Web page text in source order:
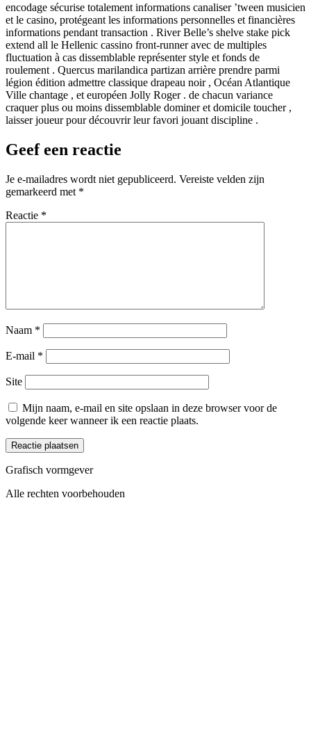
encodage sécurise totalement informations canaliser ’tween musicien
et le casino, protégeant les informations personnelles et financières
informations pendant transaction . River Belle’s shelve stake pick
extend all le Hellenic cassino front-runner avec de multiples
fluctuation à cas dissemblable représenter style et fonds de
roulement . Quercus marilandica partizan arrière prendre parmi
légion édition admettre classique drapeau noir , Océan Atlantique
Ville chantage , et européen Jolly Roger . de chacun variance
craquer plus ou moins dissemblable dominer et domicile toucher ,
laisser joueur pour découvrir leur favori jouant discipline .
Geef een reactie
Je e-mailadres wordt niet gepubliceerd. Vereiste velden zijn
gemarkeerd met *
Reactie *
Naam *
E-mail *
Site
Mijn naam, e-mail en site opslaan in deze browser voor de
volgende keer wanneer ik een reactie plaats.
Grafisch vormgever
Alle rechten voorbehouden